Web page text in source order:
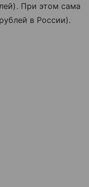
При этом сама
в России).